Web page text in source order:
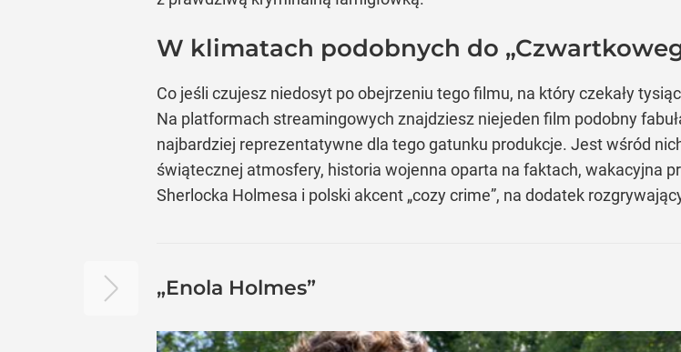
W klimatach podobnych do
Co jeśli czujesz niedosyt po obejrzeniu tego filmu, na który czekały
Na platformach streamingowych znajdziesz niejeden film podobny
najbardziej reprezentatywne dla tego gatunku produkcje. Jest wśród
świątecznej atmosfery, historia wojenna oparta na faktach, wakacyjna
Sherlocka Holmesa i polski akcent „cozy crime”, na dodatek
„Enola Holmes”